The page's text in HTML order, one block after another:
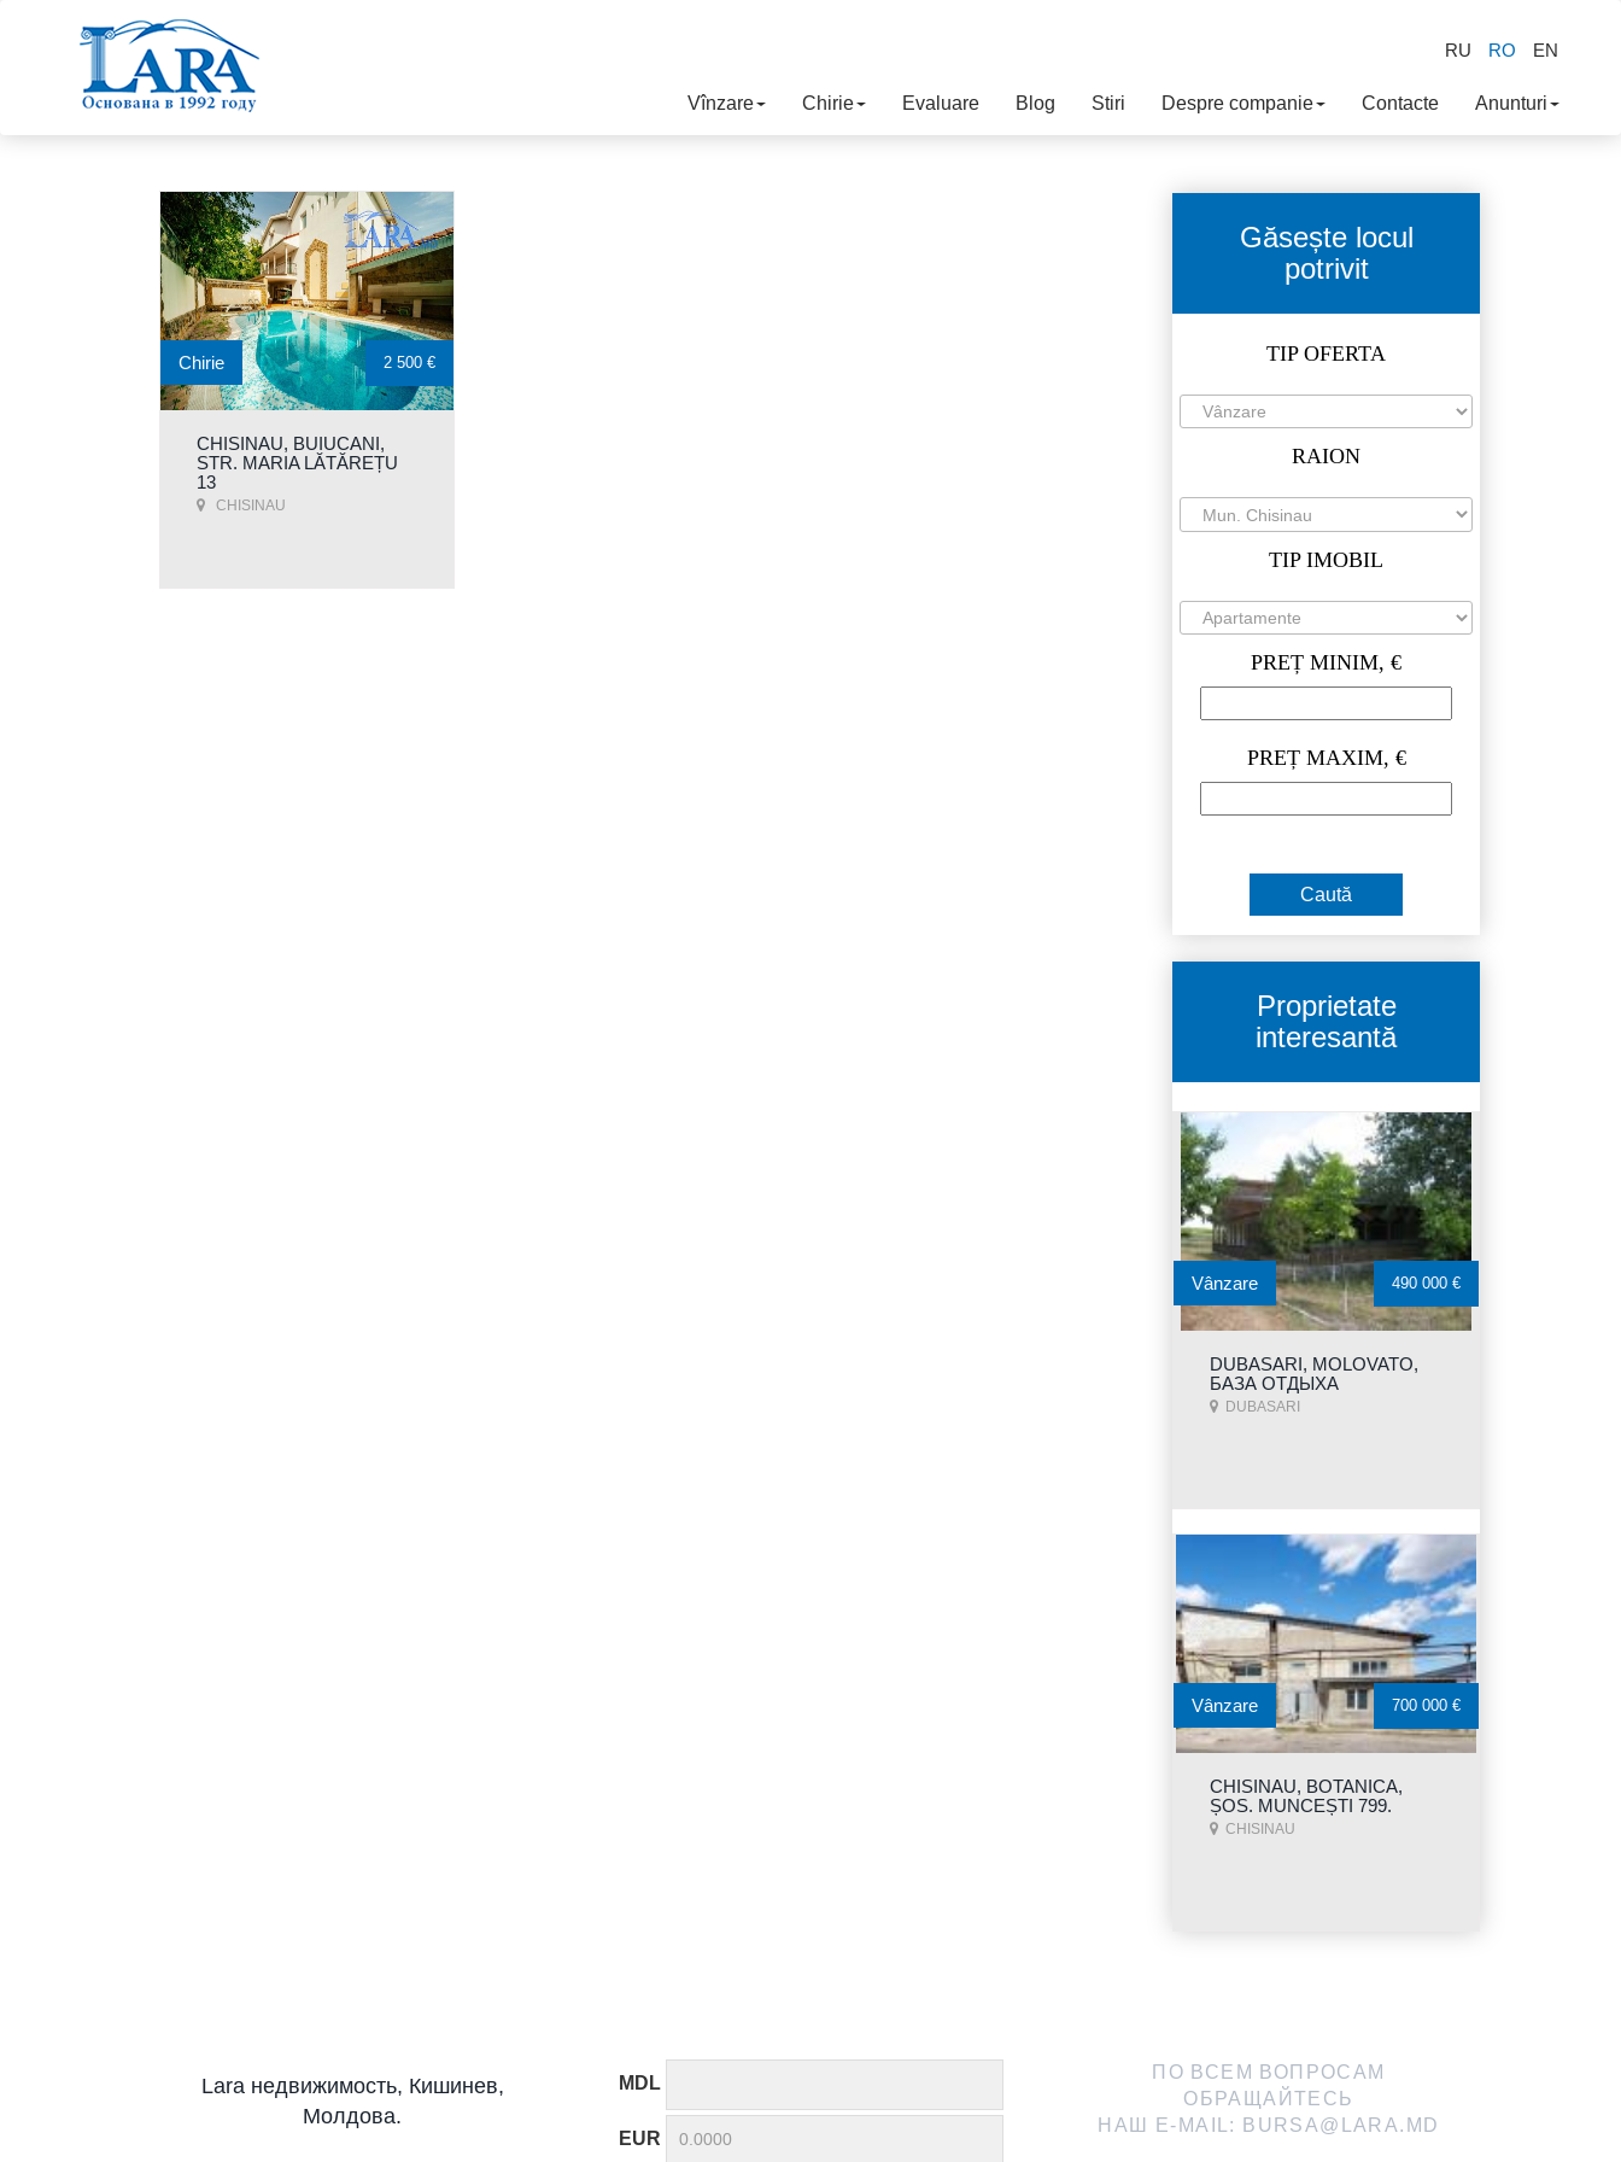
RU RO EN
Vînzare Chirie Evaluare Blog Stiri Despre companie Contacte Anunturi
CHISINAU, BUIUCANI,
STR. MARIA LĂTĂREȚU
13
CHISINAU
Chirie 2 500 €
Găsește locul
potrivit
TIP OFERTA
RAION
TIP IMOBIL
PREȚ MINIM, €
PREȚ MAXIM, €
Proprietate
interesantă
DUBASARI, MOLOVATO,
БАЗА ОТДЫХА
DUBASARI
Vânzare 490 000 €
CHISINAU, BOTANICA,
ȘOS. MUNCEȘTI 799.
CHISINAU
Vânzare 700 000 €
Lara недвижимость, Кишинев,
Молдова.
MDL
EUR
ПО ВСЕМ ВОПРОСАМ
ОБРАЩАЙТЕСЬ
НАШ E-MAIL:
BURSA@LARA.MD